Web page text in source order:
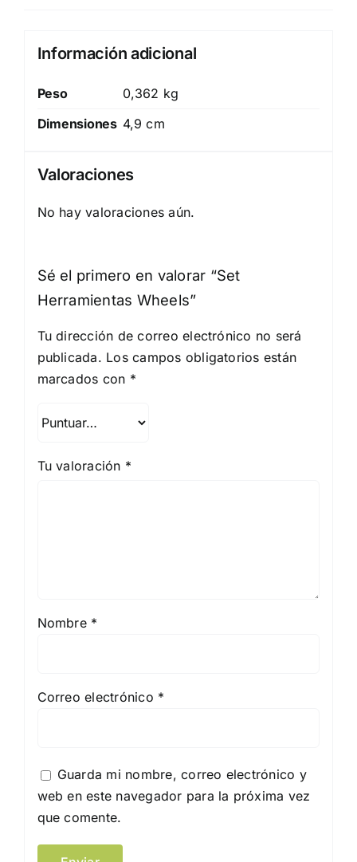
Información adicional
Peso
0,362 kg
Dimensiones 4,9 cm
Valoraciones
No hay valoraciones aún.
Sé el primero en valorar “Set
Herramientas Wheels”
Tu dirección de correo electrónico no será
publicada. Los campos obligatorios están
marcados con *
Tu valoración *
Nombre *
Correo electrónico *
Guarda mi nombre, correo electrónico y
web en este navegador para la próxima vez
que comente.